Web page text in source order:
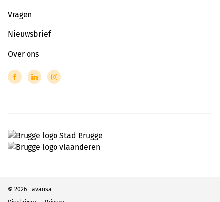
Vragen
Nieuwsbrief
Over ons
© 2026 - avansa